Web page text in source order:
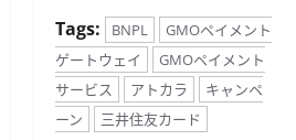
Tags:
BNPL
GMOペイメント
ゲートウェイ
GMOペイメント
サービス
アトカラ
キャンペ
ーン
三井住友カード